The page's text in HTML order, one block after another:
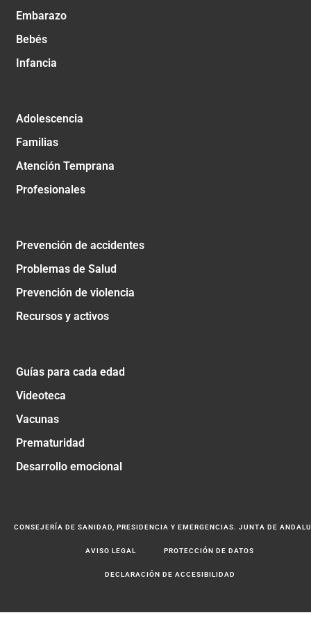
Embarazo
Bebés
Infancia
Adolescencia
Familias
Atención Temprana
Profesionales
Prevención de accidentes
Problemas de Salud
Prevención de violencia
Recursos y activos
Guías para cada edad
Videoteca
Vacunas
Prematuridad
Desarrollo emocional
CONSEJERÍA DE SANIDAD, PRESIDENCIA Y EMERGENCIAS. JUNTA DE
AVISO LEGAL PROTECCIÓN DE DATOS
DECLARACIÓN DE ACCESIBILIDAD